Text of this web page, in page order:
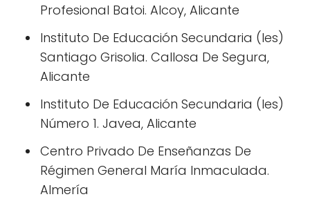
Profesional Batoi. Alcoy, Alicante
Instituto De Educación Secundaria (Ies)
Santiago Grisolia. Callosa De Segura,
Alicante
Instituto De Educación Secundaria (Ies)
Número 1. Javea, Alicante
Centro Privado De Enseñanzas De
Régimen General María Inmaculada.
Almería